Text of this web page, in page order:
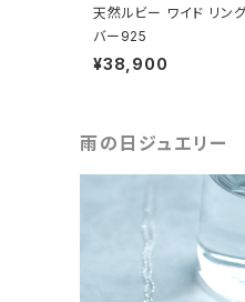
天然ルビー ワイド リン
バー925
¥38,900
雨の日ジュエリー